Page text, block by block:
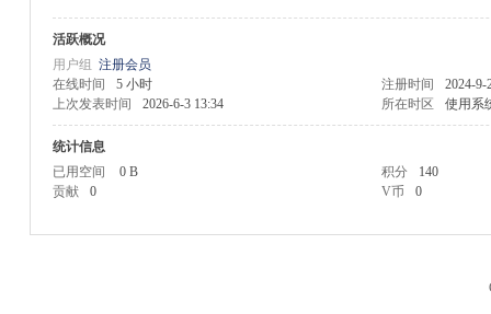
活跃概况
用户组 注册会员
在线时间
5 小时 注册时间
2024-9-
上次发表时间
2026-6-3 13:34 所在时区 使用系
统计信息
已用空间
0 B 积分
140
贡献
0 V币 0